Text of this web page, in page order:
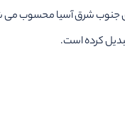
۹۸ میلیون نفر، یکی از پرجمعیت ترین
کرده است.